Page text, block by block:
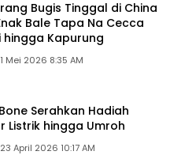
Bugis Tinggal di China
Bale Tapa Na Cecca
hingga Kapurung
Mei 2026 8:35 AM
Serahkan Hadiah
Listrik hingga Umroh
April 2026 10:17 AM